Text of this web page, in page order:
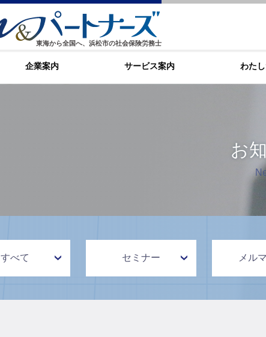
東海から全国へ、浜松市の社会保険労務士
企業案内 サービス案内 わた
お
すべて セミナー メル